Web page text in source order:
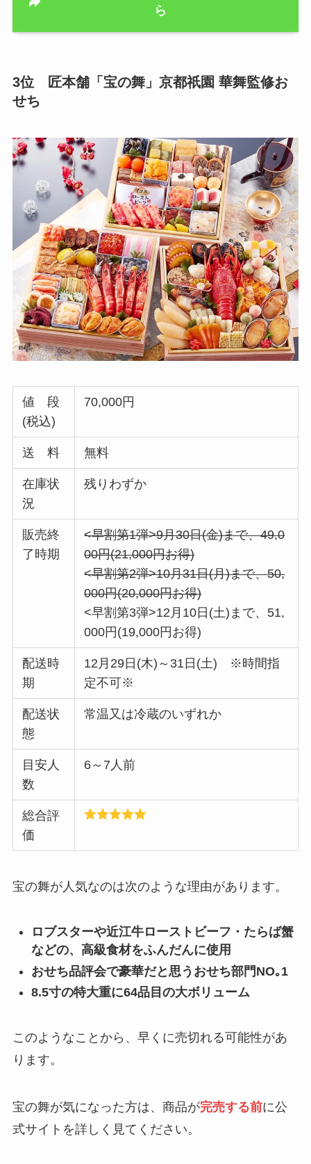
ら
3位 匠本舗「宝の舞」京都祇園 華舞監修お
せち
値 段
(税込)
70,000円
送 料 無料
在庫状
況
残りわずか
販売終
了時期
<早割第1弾>9月30日(金)まで、49,0
00円(21,000円お得)
<早割第2弾>10月31日(月)まで、50,
000円(20,000円お得)
<早割第3弾>12月10日(土)まで、51,
000円(19,000円お得)
配送時
期
12月29日(木)～31日(土) ※時間指
定不可※
配送状
態
常温又は冷蔵のいずれか
目安人
数
6～7人前
総合評
価
宝の舞が人気なのは次のような理由があります。
ロブスターや近江牛ローストビーフ・たらば蟹
などの、高級食材をふんだんに使用
おせち品評会で豪華だと思うおせち部門NO｡1
8.5寸の特大重に64品目の大ボリューム
このようなことから、早くに売切れる可能性があ
ります。
宝の舞が気になった方は、商品が完売する前に公
式サイトを詳しく見てください。